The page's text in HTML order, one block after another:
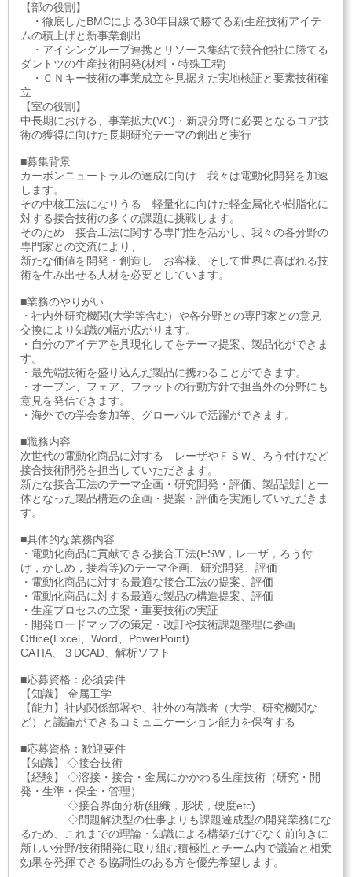
【部の役割】
・徹底したBMCによる30年目線で勝てる新生産技術アイテ
ムの積上げと新事業創出
・アイシングループ連携とリソース集結で競合他社に勝てる
ダントツの生産技術開発(材料・特殊工程)
・ＣＮキー技術の事業成立を見据えた実地検証と要素技術確
立
【室の役割】
中長期における、事業拡大(VC)・新規分野に必要となるコア技
術の獲得に向けた長期研究テーマの創出と実行
■募集背景
カーボンニュートラルの達成に向け 我々は電動化開発を加速
します。
その中核工法になりうる 軽量化に向けた軽金属化や樹脂化に
対する接合技術の多くの課題に挑戦します。
そのため 接合工法に関する専門性を活かし、我々の各分野の
専門家との交流により、
新たな価値を開発・創造し お客様、そして世界に喜ばれる技
術を生み出せる人材を必要としています。
■業務のやりがい
・社内外研究機関(大学等含む）や各分野との専門家との意見
交換により知識の幅が広がります。
・自分のアイデアを具現化してをテーマ提案、製品化ができま
す。
・最先端技術を盛り込んだ製品に携わることができます。
・オープン、フェア、フラットの行動方針で担当外の分野にも
意見を発信できます。
・海外での学会参加等、グローバルで活躍ができます。
■職務内容
次世代の電動化商品に対する レーザやＦＳＷ、ろう付けなど
接合技術開発を担当していただきます。
新たな接合工法のテーマ企画・研究開発・評価、製品設計と一
体となった製品構造の企画・提案・評価を実施していただきま
す。
■具体的な業務内容
・電動化商品に貢献できる接合工法(FSW，レーザ，ろう付
け，かしめ，接着等)のテーマ企画、研究開発、評価
・電動化商品に対する最適な接合工法の提案、評価
・電動化商品に対する最適な製品の構造提案、評価
・生産プロセスの立案・重要技術の実証
・開発ロードマップの策定・改訂や技術課題整理に参画
Office(Excel、Word、PowerPoint)
CATIA、３DCAD、解析ソフト
■応募資格：必須要件
【知識】 金属工学
【能力】社内関係部署や、社外の有識者（大学、研究機関な
ど）と議論ができるコミュニケーション能力を保有する
■応募資格：歓迎要件
【知識】 ◇接合技術
【経験】 ◇溶接・接合・金属にかかわる生産技術（研究・開
発・生準・保全・管理）
◇接合界面分析(組織，形状，硬度etc)
◇問題解決型の仕事よりも課題達成型の開発業務にな
るため、これまでの理論・知識による構築だけでなく前向きに
新しい分野/技術開発に取り組む積極性とチーム内で議論と相乗
効果を発揮できる協調性のある方を優先希望します。